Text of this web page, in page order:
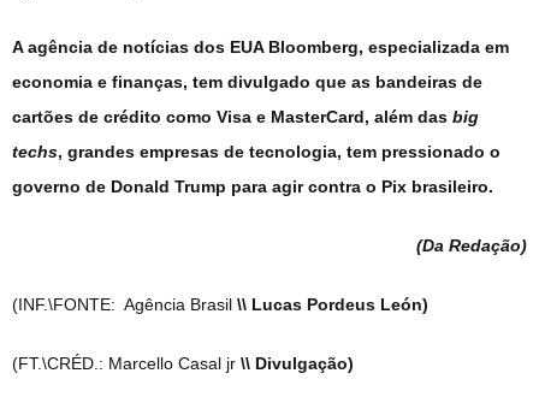
A agência de notícias dos EUA Bloomberg, especializada em
economia e finanças, tem divulgado que as bandeiras de
cartões de crédito como Visa e MasterCard, além das big
techs, grandes empresas de tecnologia, tem pressionado o
governo de Donald Trump para agir contra o Pix brasileiro.
(Da Redação)
(INF.\FONTE: Agência Brasil \\ Lucas Pordeus León)
(FT.\CRÉD.: Marcello Casal jr \\ Divulgação)